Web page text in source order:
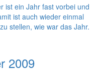
ist ein Jahr fast vorbei und
ist auch wieder einmal
stellen, wie war das Jahr.
2009